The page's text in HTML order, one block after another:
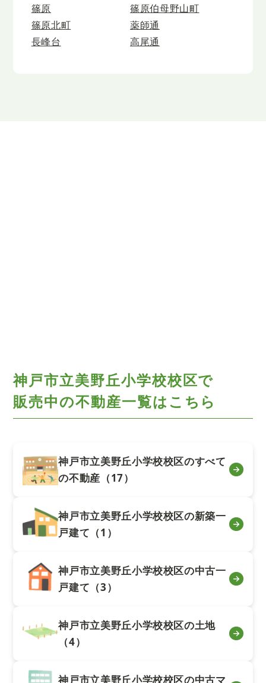
篠原
篠原伯母野山町
篠原北町
薬師通
長峰台
高尾通
神戸市立美野丘小学校校区で
販売中の不動産一覧はこちら
神戸市立美野丘小学校校区のすべて
の不動産（17）
神戸市立美野丘小学校校区の新築一
戸建て（1）
神戸市立美野丘小学校校区の中古一
戸建て（3）
神戸市立美野丘小学校校区の土地
（4）
神戸市立美野丘小学校校区の中古マ